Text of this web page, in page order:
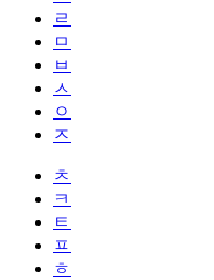
ㄹ
ㅁ
ㅂ
ㅅ
ㅇ
ㅈ
ㅊ
ㅋ
ㅌ
ㅍ
ㅎ